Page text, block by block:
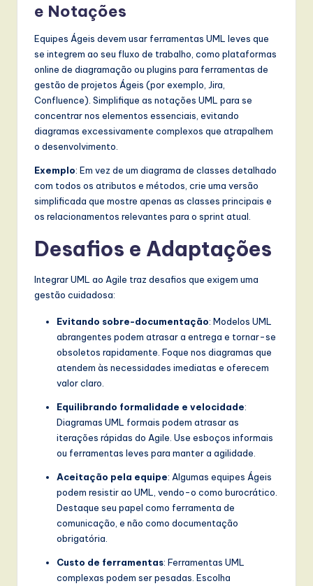
e Notações
Equipes Ágeis devem usar ferramentas UML leves que
se integrem ao seu fluxo de trabalho, como plataformas
online de diagramação ou plugins para ferramentas de
gestão de projetos Ágeis (por exemplo, Jira,
Confluence). Simplifique as notações UML para se
concentrar nos elementos essenciais, evitando
diagramas excessivamente complexos que atrapalhem
o desenvolvimento.
Exemplo: Em vez de um diagrama de classes detalhado
com todos os atributos e métodos, crie uma versão
simplificada que mostre apenas as classes principais e
os relacionamentos relevantes para o sprint atual.
Desafios e Adaptações
Integrar UML ao Agile traz desafios que exigem uma
gestão cuidadosa:
Evitando sobre-documentação: Modelos UML
abrangentes podem atrasar a entrega e tornar-se
obsoletos rapidamente. Foque nos diagramas que
atendem às necessidades imediatas e oferecem
valor claro.
Equilibrando formalidade e velocidade:
Diagramas UML formais podem atrasar as
iterações rápidas do Agile. Use esboços informais
ou ferramentas leves para manter a agilidade.
Aceitação pela equipe: Algumas equipes Ágeis
podem resistir ao UML, vendo-o como burocrático.
Destaque seu papel como ferramenta de
comunicação, e não como documentação
obrigatória.
Custo de ferramentas: Ferramentas UML
complexas podem ser pesadas. Escolha